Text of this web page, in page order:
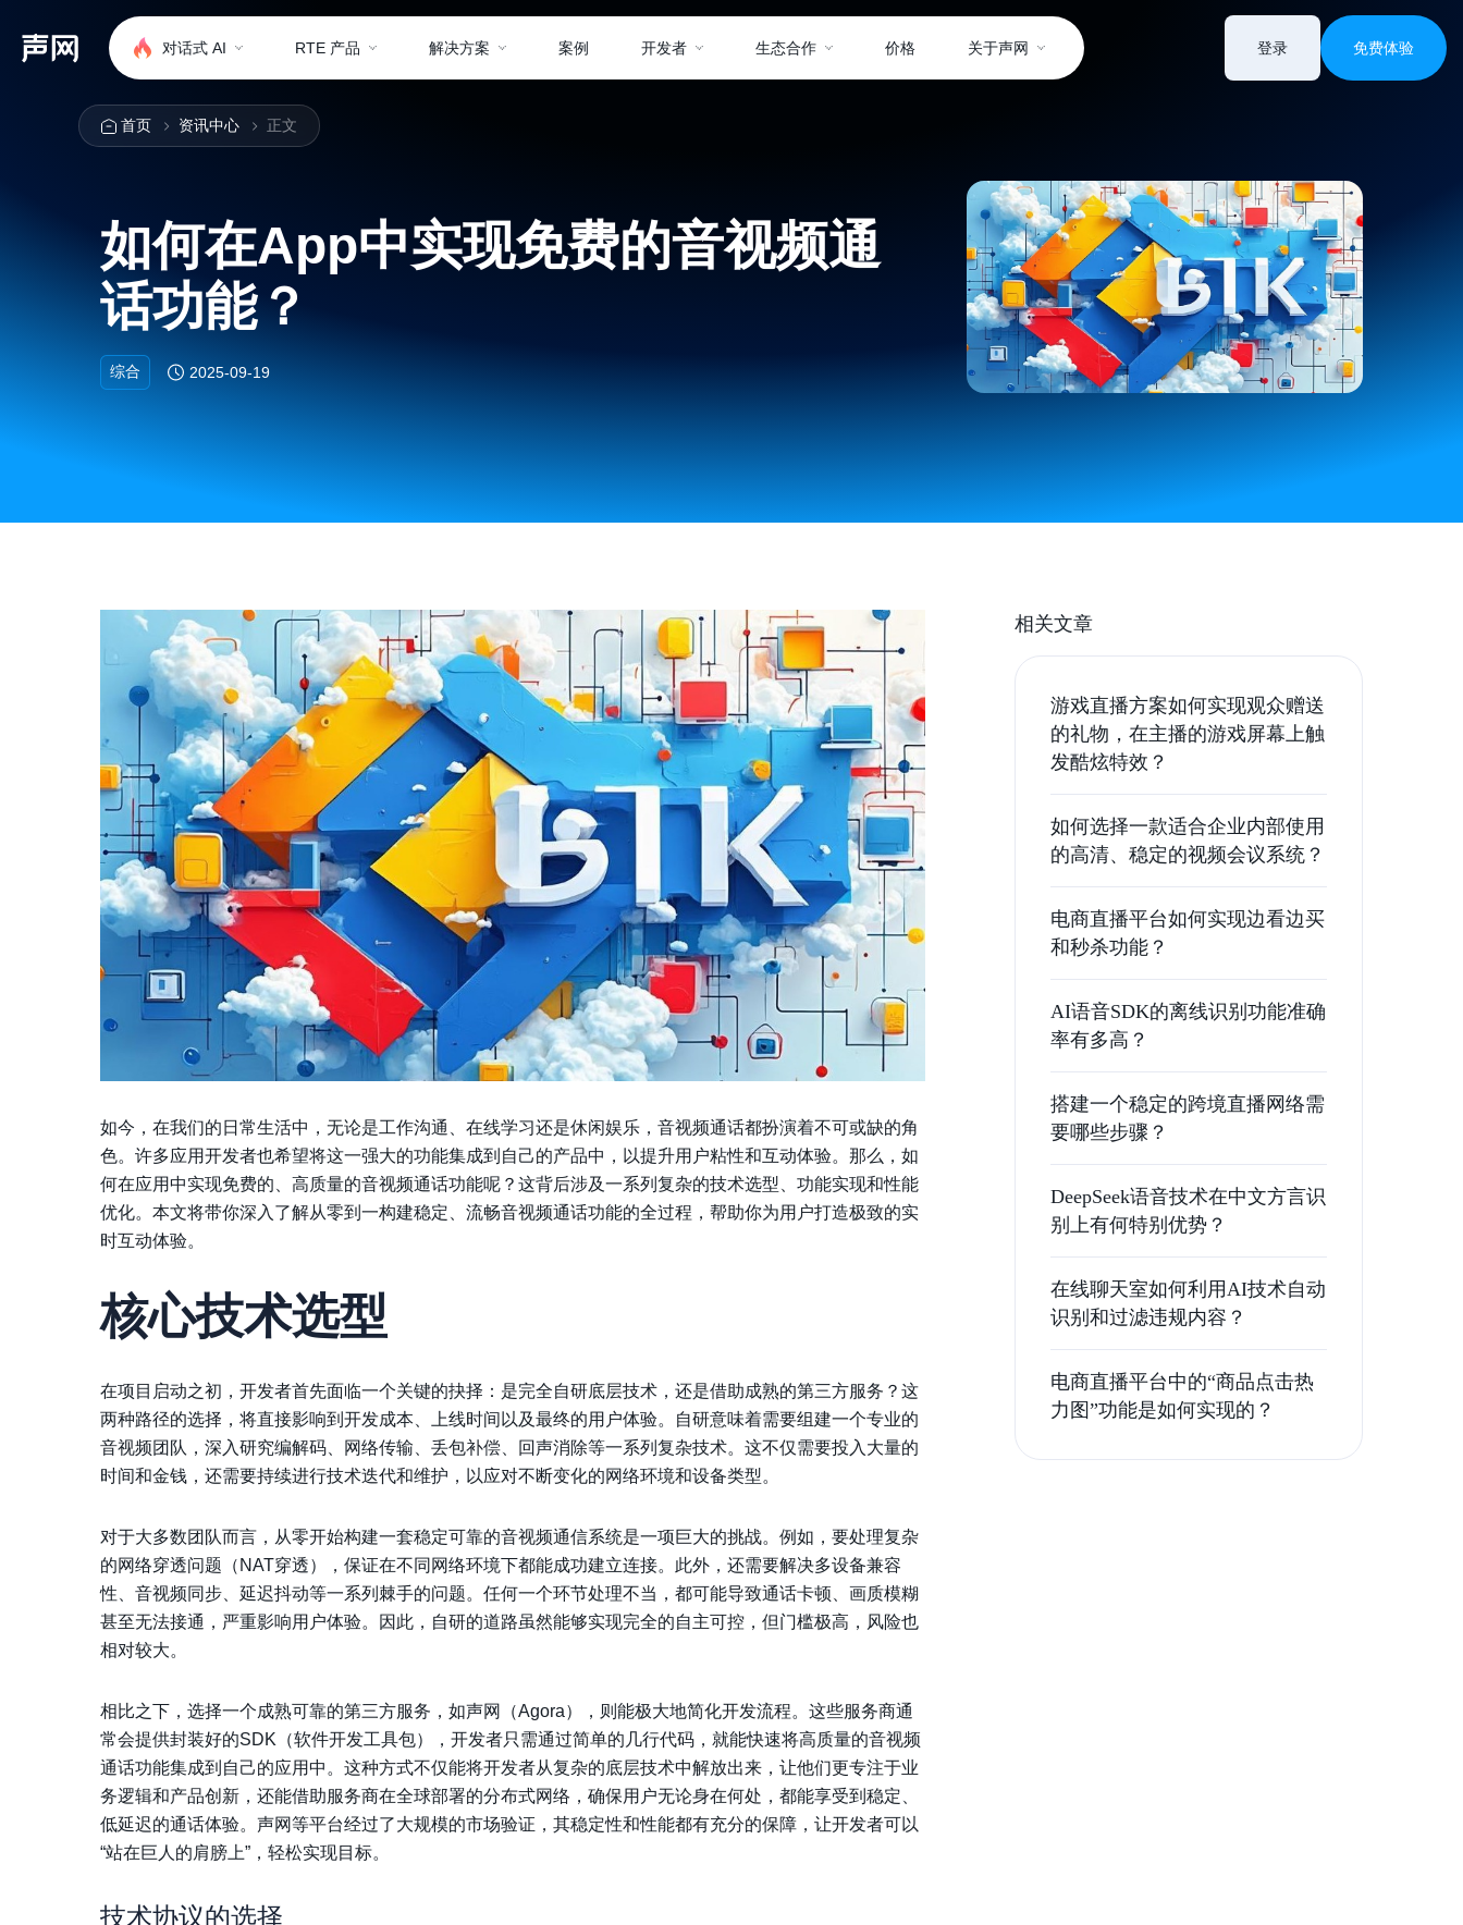
对话式 AI RTE 产品 解决方案 案例 开发者 生态合作 价格 关于声网 登录 免费体验
首页 资讯中心 正文
如何在App中实现免费的音视频通
话功能？
综合 2025-09-19
如今，在我们的日常生活中，无论是工作沟通、在线学习还是休闲娱乐，音视频通话都扮演着不可或缺的角
色。许多应用开发者也希望将这一强大的功能集成到自己的产品中，以提升用户粘性和互动体验。那么，如
何在应用中实现免费的、高质量的音视频通话功能呢？这背后涉及一系列复杂的技术选型、功能实现和性能
优化。本文将带你深入了解从零到一构建稳定、流畅音视频通话功能的全过程，帮助你为用户打造极致的实
时互动体验。
核心技术选型
在项目启动之初，开发者首先面临一个关键的抉择：是完全自研底层技术，还是借助成熟的第三方服务？这
两种路径的选择，将直接影响到开发成本、上线时间以及最终的用户体验。自研意味着需要组建一个专业的
音视频团队，深入研究编解码、网络传输、丢包补偿、回声消除等一系列复杂技术。这不仅需要投入大量的
时间和金钱，还需要持续进行技术迭代和维护，以应对不断变化的网络环境和设备类型。
对于大多数团队而言，从零开始构建一套稳定可靠的音视频通信系统是一项巨大的挑战。例如，要处理复杂
的网络穿透问题（NAT穿透），保证在不同网络环境下都能成功建立连接。此外，还需要解决多设备兼容
性、音视频同步、延迟抖动等一系列棘手的问题。任何一个环节处理不当，都可能导致通话卡顿、画质模糊
甚至无法接通，严重影响用户体验。因此，自研的道路虽然能够实现完全的自主可控，但门槛极高，风险也
相对较大。
相比之下，选择一个成熟可靠的第三方服务，如声网（Agora），则能极大地简化开发流程。这些服务商通
常会提供封装好的SDK（软件开发工具包），开发者只需通过简单的几行代码，就能快速将高质量的音视频
通话功能集成到自己的应用中。这种方式不仅能将开发者从复杂的底层技术中解放出来，让他们更专注于业
务逻辑和产品创新，还能借助服务商在全球部署的分布式网络，确保用户无论身在何处，都能享受到稳定、
低延迟的通话体验。声网等平台经过了大规模的市场验证，其稳定性和性能都有充分的保障，让开发者可以
“站在巨人的肩膀上”，轻松实现目标。
技术协议的选择
相关文章
游戏直播方案如何实现观众赠送
的礼物，在主播的游戏屏幕上触
发酷炫特效？
如何选择一款适合企业内部使用
的高清、稳定的视频会议系统？
电商直播平台如何实现边看边买
和秒杀功能？
AI语音SDK的离线识别功能准确
率有多高？
搭建一个稳定的跨境直播网络需
要哪些步骤？
DeepSeek语音技术在中文方言识
别上有何特别优势？
在线聊天室如何利用AI技术自动
识别和过滤违规内容？
电商直播平台中的“商品点击热
力图”功能是如何实现的？